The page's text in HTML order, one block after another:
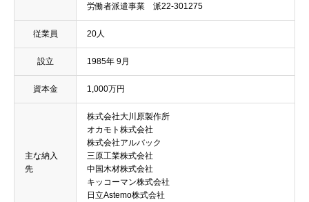
労働者派遣事業 派22-301275
従業員 20人
設立 1985年 9月
資本金 1,000万円
主な納入
先
株式会社大川原製作所
オカモト株式会社​
株式会社アルバック
三原工業株式会社
中国木材株式会社
キッコーマン株式会社
日立Astemo株式会社